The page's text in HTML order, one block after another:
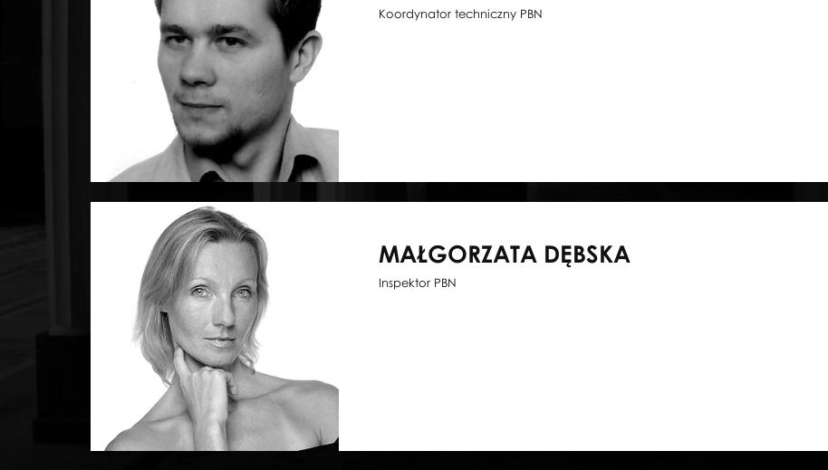
Koordynator techniczny PBN
MAŁGORZATA DĘBSKA
Inspektor PBN